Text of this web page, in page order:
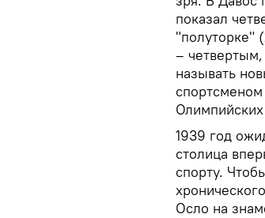
показал
"полуторке"
–
называть
1939 год
столица
спорту.
Осло на